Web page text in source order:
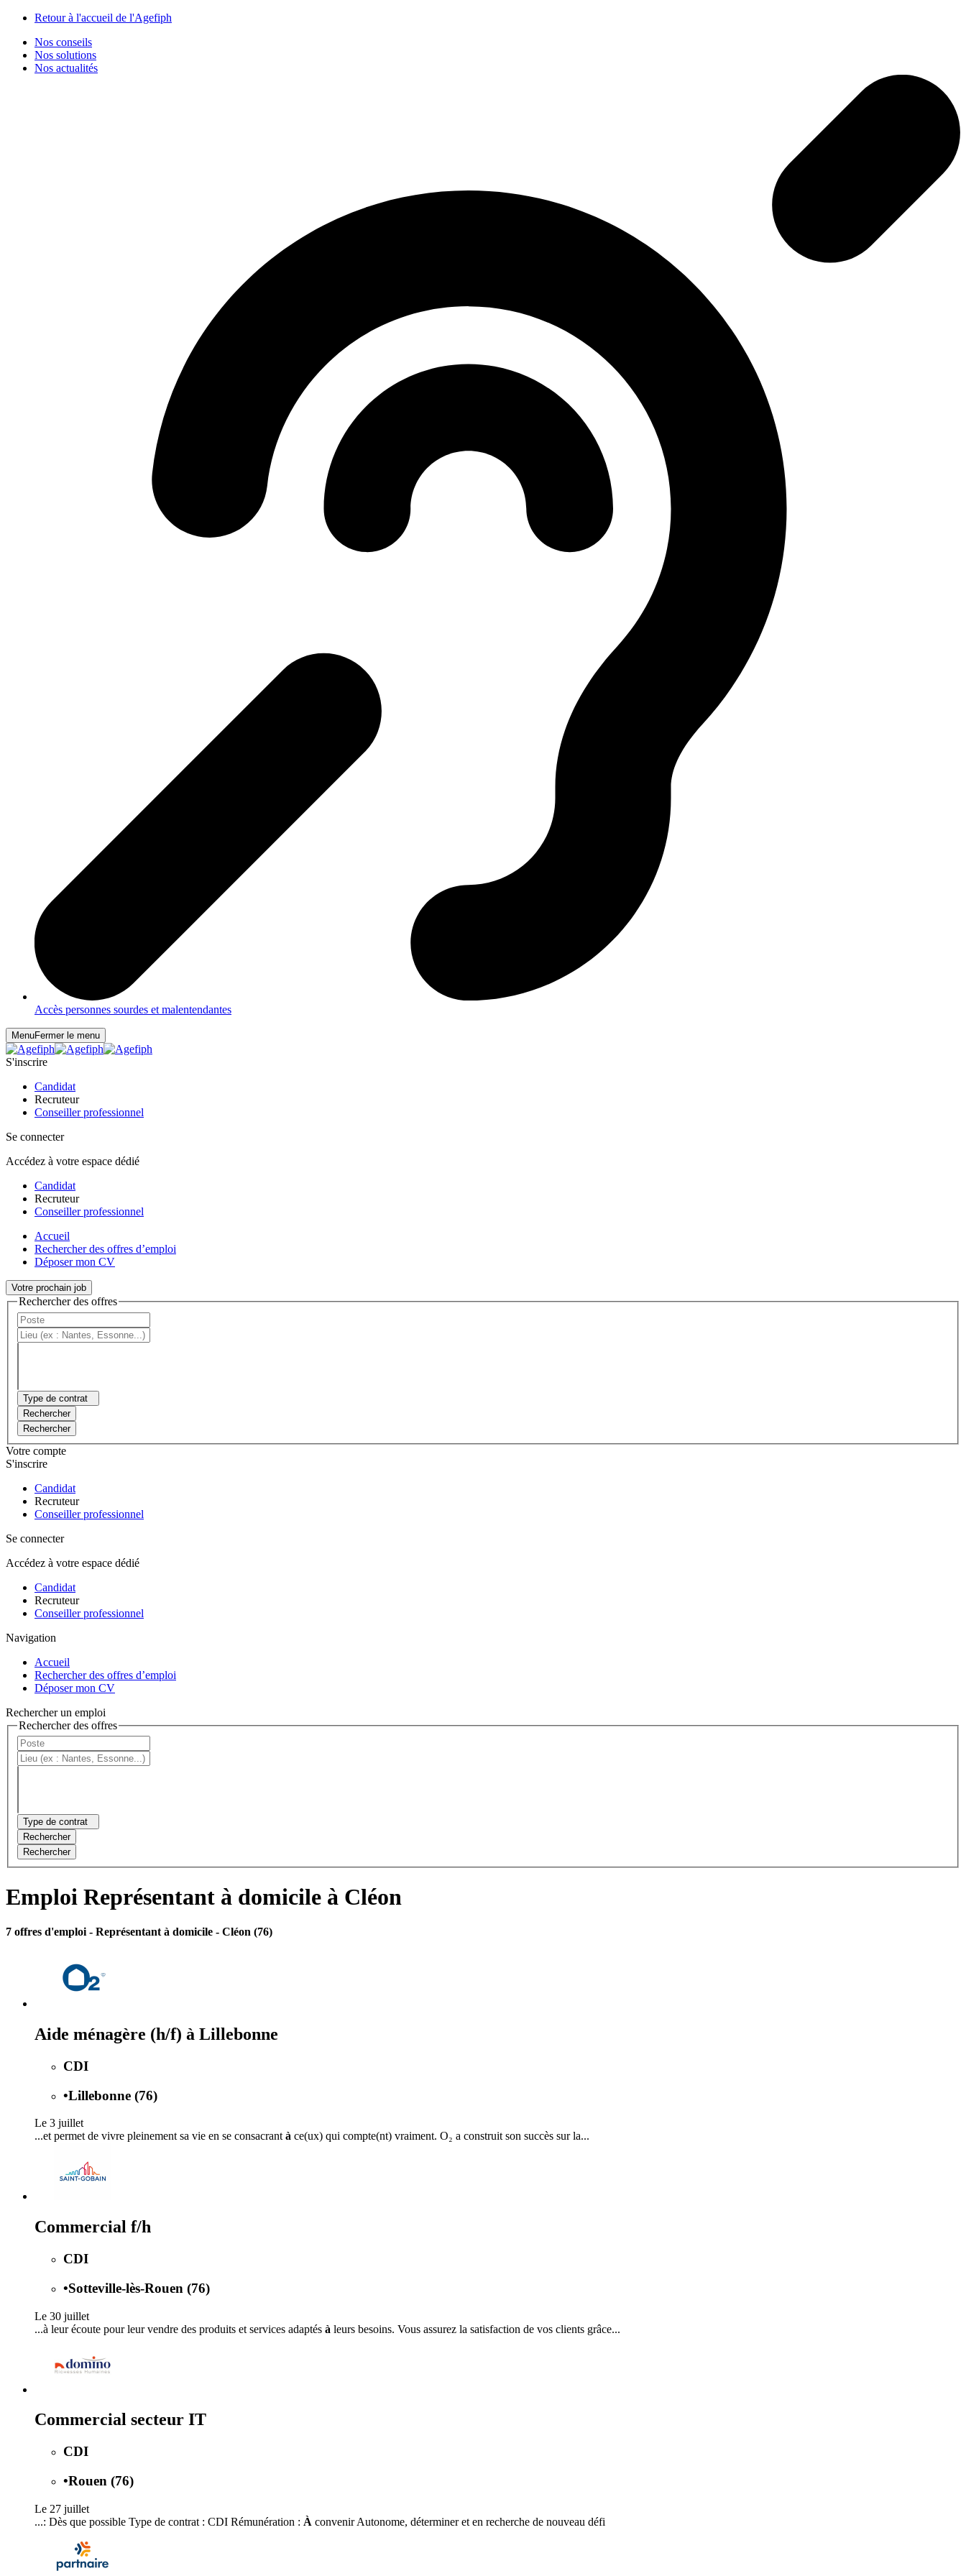
Retour à l'accueil de l'Agefiph
Nos conseils
Nos solutions
Nos actualités
Accès personnes sourdes et malentendantes
MenuFermer le menu
S'inscrire
Candidat
Recruteur
Conseiller professionnel
Se connecter
Accédez à votre espace dédié
Candidat
Recruteur
Conseiller professionnel
Accueil
Rechercher des offres d’emploi
Déposer mon CV
Votre prochain job
Rechercher des offres
Type de contrat
Rechercher
Rechercher
Votre compte
S'inscrire
Candidat
Recruteur
Conseiller professionnel
Se connecter
Accédez à votre espace dédié
Candidat
Recruteur
Conseiller professionnel
Navigation
Accueil
Rechercher des offres d’emploi
Déposer mon CV
Rechercher un emploi
Rechercher des offres
Type de contrat
Rechercher
Rechercher
Emploi Représentant à domicile à Cléon
7 offres d'emploi - Représentant à domicile - Cléon (76)
Aide ménagère (h/f) à Lillebonne
CDI
•Lillebonne (76)
Le 3 juillet
...et permet de vivre pleinement sa vie en se consacrant à ce(ux) qui compte(nt) vraiment. O₂ a construit son succès sur la...
Commercial f/h
CDI
•Sotteville-lès-Rouen (76)
Le 30 juillet
...à leur écoute pour leur vendre des produits et services adaptés à leurs besoins. Vous assurez la satisfaction de vos clients grâce...
Commercial secteur IT
CDI
•Rouen (76)
Le 27 juillet
...: Dès que possible Type de contrat : CDI Rémunération : À convenir Autonome, déterminer et en recherche de nouveau défi